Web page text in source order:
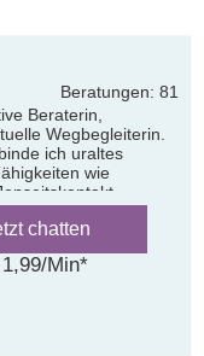
Beratungen: 81
Beraterin,
Wegbegleiterin.
ich uraltes
wie
chatten
Min*